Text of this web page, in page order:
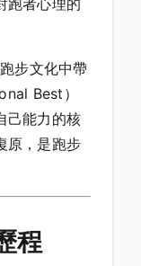
者心理的
步文化中帶
Best）
己能力的核
原，是跑步
程